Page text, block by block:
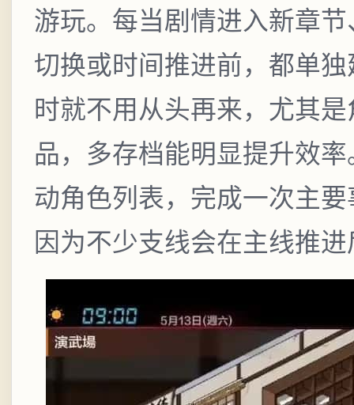
游玩。每当剧情进入新章
切换或时间推进前，都单
时就不用从头再来，尤其
品，多存档能明显提升效
动角色列表，完成一次主
因为不少支线会在主线推